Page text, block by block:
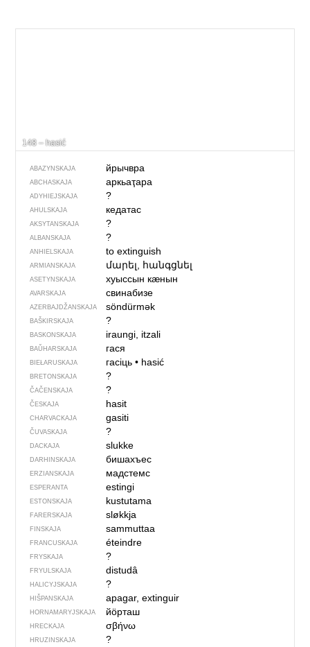
148 – hasić
ABAZYNSKAJA йрычвра
ABCHASKAJA аркьаҭара
ADYHIEJSKAJA ?
AHULSKAJA кедатас
AKSYTANSKAJA ?
ALBANSKAJA ?
ANHIELSKAJA to extinguish
ARMIANSKAJA մարել, հանգցնել
ASETYNSKAJA хуыссын кӕнын
AVARSKAJA свинабизе
AZERBAJDŽAN­SKAJA söndürmək
BAŠKIRSKAJA ?
BASKONSKAJA iraungi, itzali
BAŬHARSKAJA гася
BIEŁARUSKAJA гасіць• hasić
BRETONSKAJA ?
ČAČENSKAJA ?
ČESKAJA hasit
CHARVACKAJA gasiti
ČUVASKAJA ?
DACKAJA slukke
DARHINSKAJA бишахъес
ERZIANSKAJA мадстемс
ESPERANTA estingi
ESTONSKAJA kustutama
FARERSKAJA sløkkja
FINSKAJA sammuttaa
FRANCUSKAJA éteindre
FRYSKAJA ?
FRYULSKAJA distudâ
HALICYJSKAJA ?
HIŠPANSKAJA apagar, extinguir
HORNAMARYJSKAJA йӧрташ
HRECKAJA σβήνω
HRUZINSKAJA ?